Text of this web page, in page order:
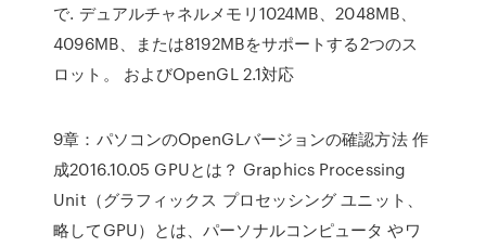
で. デュアルチャネルメモリ1024MB、2048MB、
4096MB、または8192MBをサポートする2つのス
ロット。 およびOpenGL 2.1対応
9章：パソコンのOpenGLバージョンの確認方法 作
成2016.10.05 GPUとは？ Graphics Processing
Unit（グラフィックス プロセッシング ユニット、
略してGPU）とは、パーソナルコンピュータ やワ